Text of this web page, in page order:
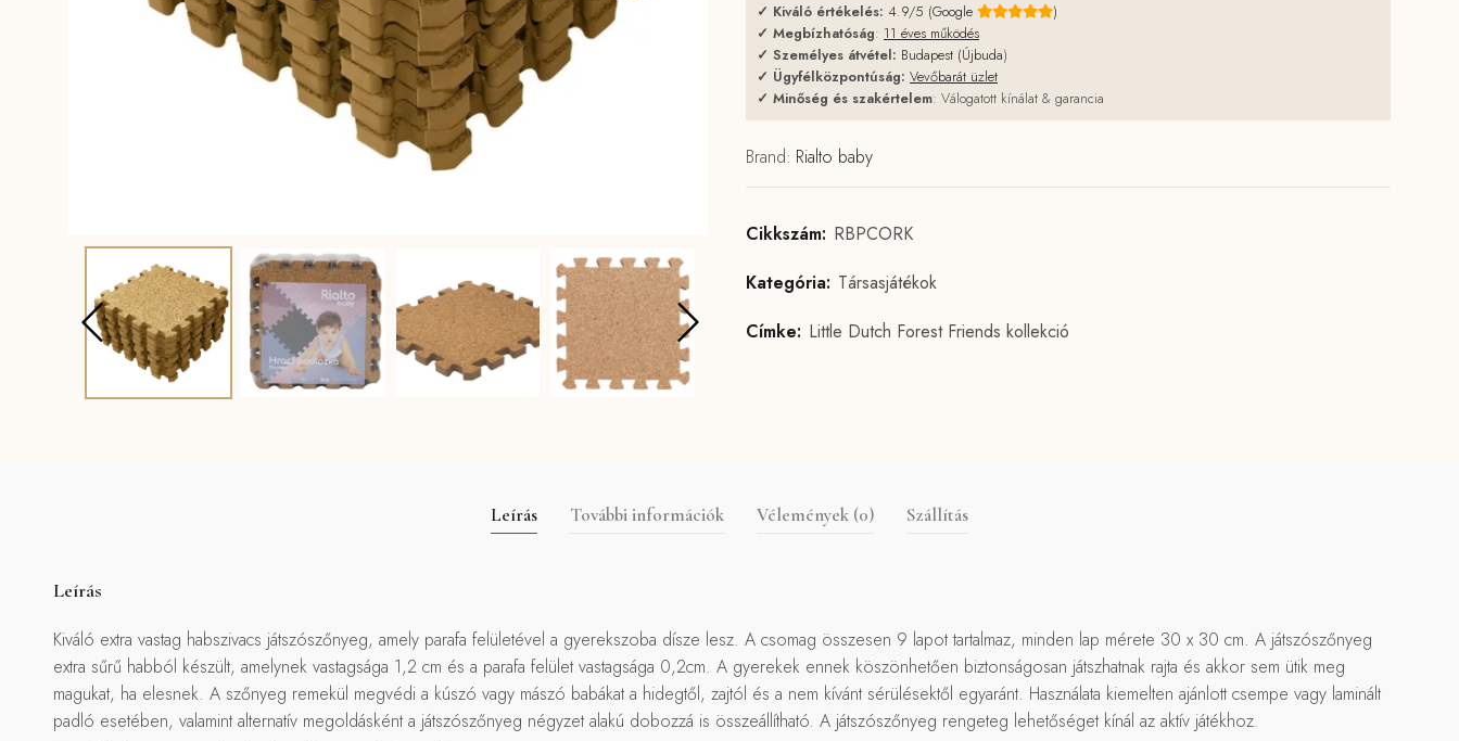
✓ Kiváló értékelés: 4.9/5 (Google
)
✓ Megbízhatóság: 11 éves működés
✓ Személyes átvétel: Budapest (Újbuda)
✓ Ügyfélközpontúság: Vevőbarát üzlet
✓ Minőség és szakértelem: Válogatott kínálat & garancia
Brand: Rialto baby
Cikkszám: RBPCORK
Kategória: Társasjátékok
Címke: Little Dutch Forest Friends kollekció
Leírás További információk Vélemények (0) Szállítás
Leírás
Kiváló extra vastag habszivacs játszószőnyeg, amely parafa felületével a gyerekszoba dísze lesz. A csomag összesen 9 lapot tartalmaz, minden lap mérete 30 x 30 cm. A játszószőnyeg
extra sűrű habból készült, amelynek vastagsága 1,2 cm és a parafa felület vastagsága 0,2cm. A gyerekek ennek köszönhetően biztonságosan játszhatnak rajta és akkor sem ütik meg
magukat, ha elesnek. A szőnyeg remekül megvédi a kúszó vagy mászó babákat a hidegtől, zajtól és a nem kívánt sérülésektől egyaránt. Használata kiemelten ajánlott csempe vagy laminált
padló esetében, valamint alternatív megoldásként a játszószőnyeg négyzet alakú dobozzá is összeállítható. A játszószőnyeg rengeteg lehetőséget kínál az aktív játékhoz.